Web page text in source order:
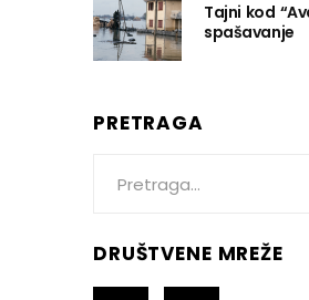
Tajni kod
spašavanje
PRETRAGA
DRUŠTVENE MREŽE